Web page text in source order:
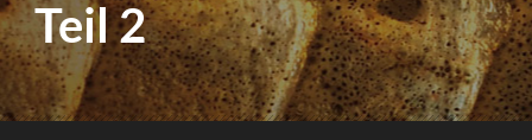
Teil 2